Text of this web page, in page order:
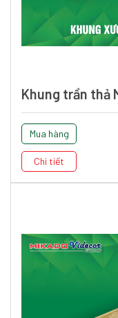
Khung trần thả
Mua hàng
Chi tiết